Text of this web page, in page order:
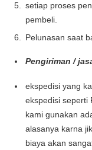
setiap proses
pembeli.
Pelunasan saat
Pengiriman /
ekspedisi yang
ekspedisi seperti
kami gunakan
alasanya karna
biaya akan